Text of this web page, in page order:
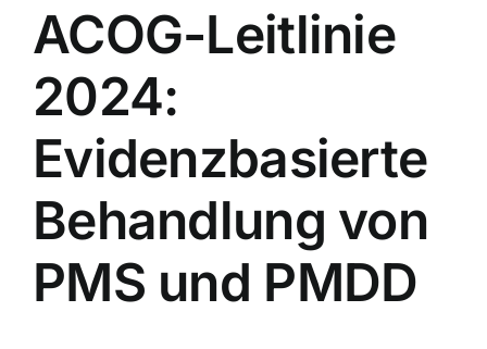
ACOG-Leitlinie
2024:
Evidenzbasierte
Behandlung von
PMS und PMDD